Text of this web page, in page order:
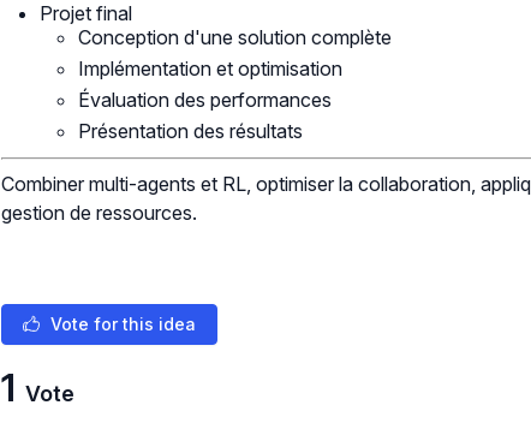
Projet final
Conception d'une solution complète
Implémentation et optimisation
Évaluation des performances
Présentation des résultats
Combiner multi-agents et RL, optimiser la collaboration,
gestion de ressources.
Vote for this idea
1 Vote